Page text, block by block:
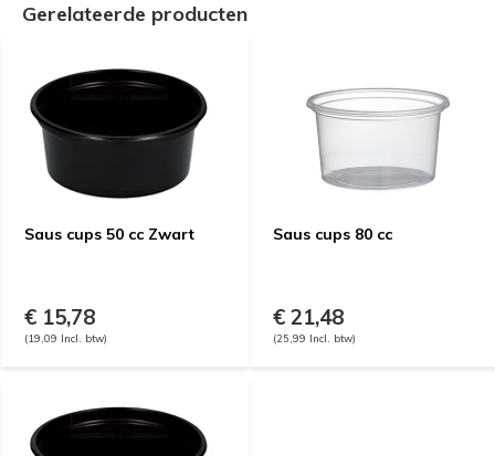
Gerelateerde producten
Saus cups 50 cc Zwart
€ 15,78
(19,09 Incl. btw)
Saus cups 80 cc
€ 21,48
(25,99 Incl. btw)